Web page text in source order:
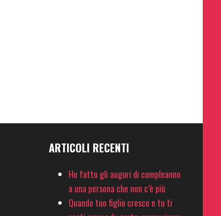
ARTICOLI RECENTI
Ho fatto gli auguri di compleanno
a una persona che non c’è più
Quando tuo figlio cresce e tu ti